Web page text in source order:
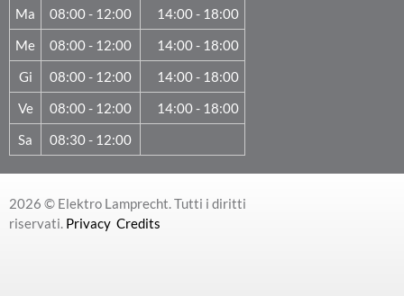
Ma
08:00 - 12:00
14:00 - 18:00
Me
08:00 - 12:00
14:00 - 18:00
Gi
08:00 - 12:00
14:00 - 18:00
Ve
08:00 - 12:00
14:00 - 18:00
Sa
08:30 - 12:00
2026 © Elektro Lamprecht. Tutti i diritti
riservati. Privacy Credits